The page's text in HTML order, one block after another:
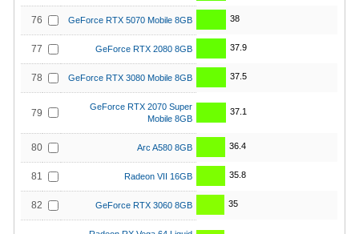
76 GeForce RTX 5070 Mobile 8GB 38
77 GeForce RTX 2080 8GB 37.9
78 GeForce RTX 3080 Mobile 8GB 37.5
79
GeForce RTX 2070 Super
Mobile 8GB
37.1
80 Arc A580 8GB 36.4
81 Radeon VII 16GB 35.8
82 GeForce RTX 3060 8GB 35